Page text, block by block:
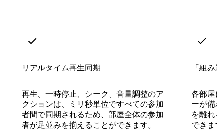
リアルタイム再生同期
再生、一時停止、シーク、音量調整のア
クションは、ミリ秒単位ですべての参加
者間で同期されるため、部屋全体の参加
者が足並みを揃えることができます。
「組み
各部屋
ーが備
を離れ
できま